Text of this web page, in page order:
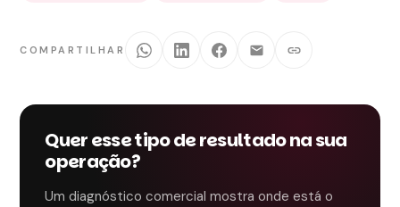
COMPARTILHAR
Quer esse tipo de resultado na sua
operação?
Um diagnóstico comercial mostra onde está o